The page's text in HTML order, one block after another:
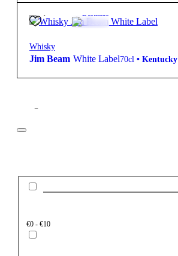
19,85€ Destilado
Whisky
Jim Beam White Label70cl • Kentucky
Filtros
€0 - €10